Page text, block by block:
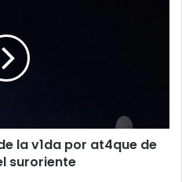
la v1da por at4que de
suroriente